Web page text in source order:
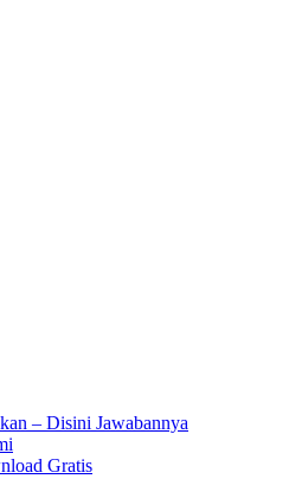
– Disini Jawabannya
Gratis